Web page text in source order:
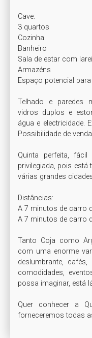
Cave:
3 quartos
Cozinha
Banheiro
Sala de estar com
Armazéns
Espaço potencial
Telhado e paredes
vidros duplos e
água e electricidade.
Possibilidade de
Quinta perfeita,
privilegiada, pois está
várias grandes
Distâncias:
A 7 minutos de carro
A 7 minutos de carro
Tanto Coja como
com uma enorme
deslumbrante,
comodidades,
possa imaginar, está
Quer conhecer a
forneceremos todas